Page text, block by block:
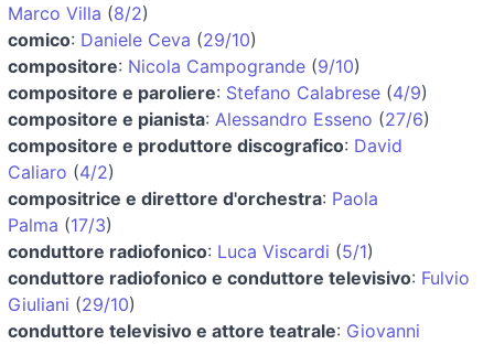
Marco Villa (8/2)
comico: Daniele Ceva (29/10)
compositore: Nicola Campogrande (9/10)
compositore e paroliere: Stefano Calabrese (4/9)
compositore e pianista: Alessandro Esseno (27/6)
compositore e produttore discografico: David
Caliaro (4/2)
compositrice e direttore d'orchestra: Paola
Palma (17/3)
conduttore radiofonico: Luca Viscardi (5/1)
conduttore radiofonico e conduttore televisivo: Fulvio
Giuliani (29/10)
conduttore televisivo e attore teatrale: Giovanni